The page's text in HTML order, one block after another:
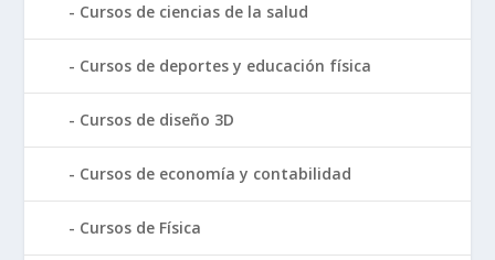
Cursos de ciencias de la salud
Cursos de deportes y educación física
Cursos de diseño 3D
Cursos de economía y contabilidad
Cursos de Física